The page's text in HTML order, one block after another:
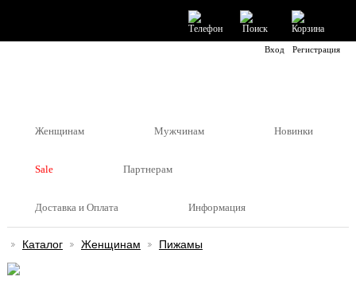
Вход Регистрация
Женщинам Мужчинам Новинки
Sale Партнерам
Доставка и Оплата Информация
Каталог Женщинам Пижамы